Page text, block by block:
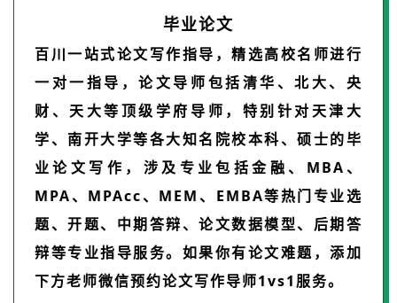
毕业论文
百川一站式论文写作指导，精选高校名师进行
一对一指导，论文导师包括清华、北大、央
财、天大等顶级学府导师，特别针对天津大
学、南开大学等各大知名院校本科、硕士的毕
业论文写作，涉及专业包括金融、MBA、
MPA、MPAcc、MEM、EMBA等热门专业选
题、开题、中期答辩、论文数据模型、后期答
辩等专业指导服务。如果你有论文难题，添加
下方老师微信预约论文写作导师1vs1服务。